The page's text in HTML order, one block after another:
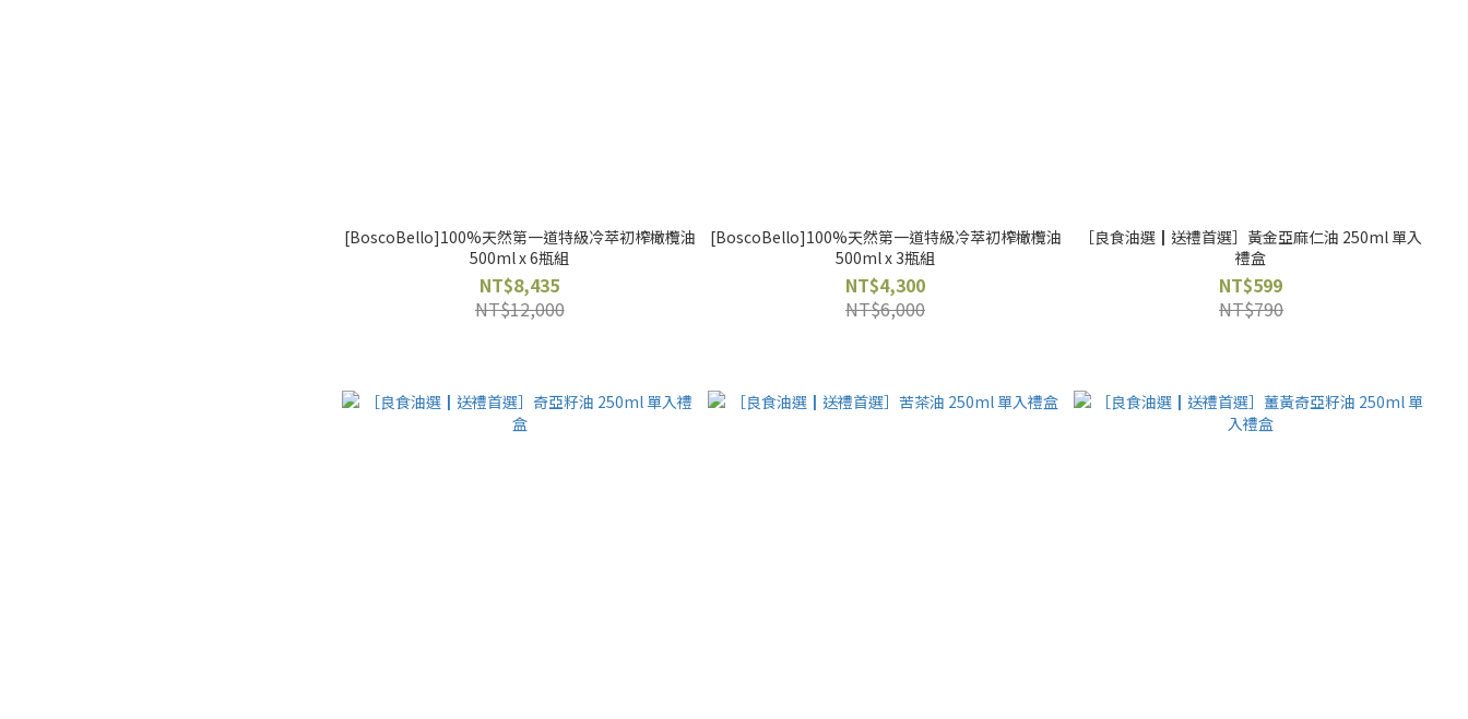
[BoscoBello]100%天然第一道特級冷萃初榨橄欖油
500ml x 6瓶組
NT$8,435
NT$12,000
[BoscoBello]100%天然第一道特級冷萃初榨橄欖油
500ml x 3瓶組
NT$4,300
NT$6,000
［良食油選┃送禮首選］黃金亞麻仁油 250ml 單入
禮盒
NT$599
NT$790